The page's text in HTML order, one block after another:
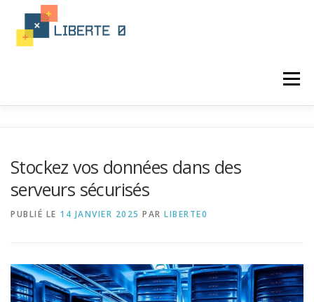
contenu
Menu
LANGAGE INFORMATIQUE
Stockez vos données dans des
serveurs sécurisés
PUBLIÉ LE 14 JANVIER 2025 PAR LIBERTE0